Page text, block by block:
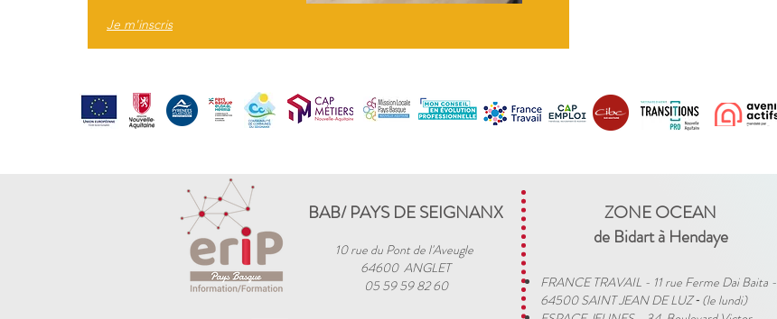
Je m'inscris
BAB/ PAYS DE SEIGNANX
10 rue du Pont de l'Aveugle
64600 ANGLET
05 59 59 82 60
ZONE OCEAN
de Bidart à Hendaye​
FRANCE TRAVAIL - 11 rue Ferme Dai Baita -
64500 SAINT JEAN DE LUZ​ - (le lundi)